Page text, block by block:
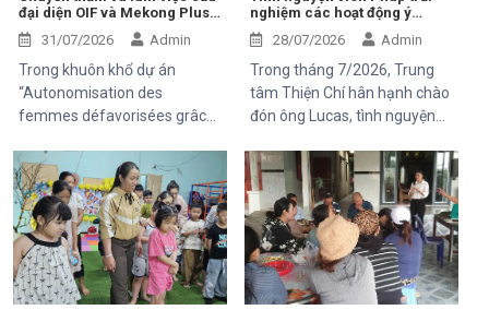
đại diện OIF và Mekong Plus
tại cộng đồng dự án
31/07/2026 Admin
Trong khuôn khổ dự án
“Autonomisation des
femmes défavorisées grâce
économique et à l'accès aux
soins de santé 2025–2028”,
Trung tâm Thiện Chí vinh dự
đón tiếp ông Kaloyan Kolev,
đại diện đơn vị tài trợ
Organisation internationale
de la Francophonie (OIF), và
nghiệm các hoạt động ý
nghĩa tại Trung tâm Thiện Chí
28/07/2026 Admin
Trong tháng 7/2026, Trung
tâm Thiện Chí hân hạnh chào
đón ông Lucas, tình nguyện
chuyến thăm và trải nghiệm
các hoạt động của dự án do
Mekong Plus tài trợ tại địa
phương.